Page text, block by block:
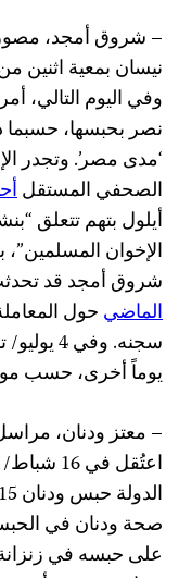
نيسان بمعية اثنين
وفي اليوم التالي،
نصر بحبسها، حسبما
‘مدى مصر’. وتجدر
الصحفي المستقل
أيلول بتهم تتعلق
الإخوان المسلمين”،
شروق أمجد قد
الماضي حول
يوماً أخرى، حسب
– معتز ودنان،
اعتُقل في 16 شباط/ فبراير. وقد
صحة ودنان في
على حبسه في